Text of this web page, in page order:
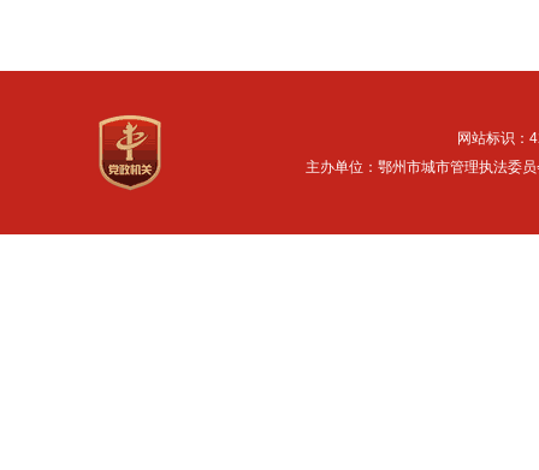
网站标识：
主办单位：鄂州市城市管理执法委